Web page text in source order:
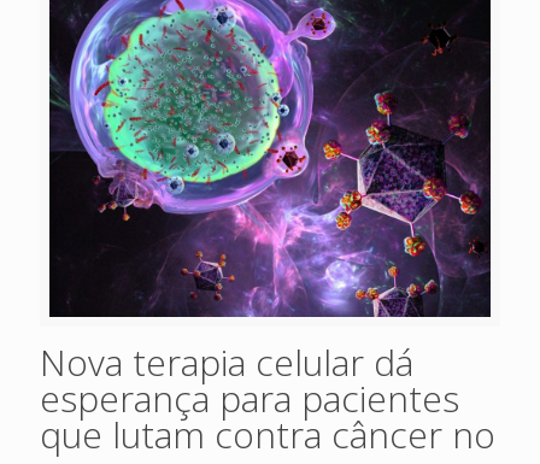
Nova terapia celular dá
esperança para pacientes
que lutam contra câncer no